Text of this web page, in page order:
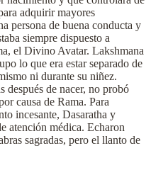
adquirir mayores
persona de buena conducta y
siempre dispuesto a
el Divino Avatar. Lakshmana
lo que era estar separado de
ni durante su niñez.
después de nacer, no probó
causa de Rama. Para
incesante, Dasaratha y
atención médica. Echaron
sagradas, pero el llanto de